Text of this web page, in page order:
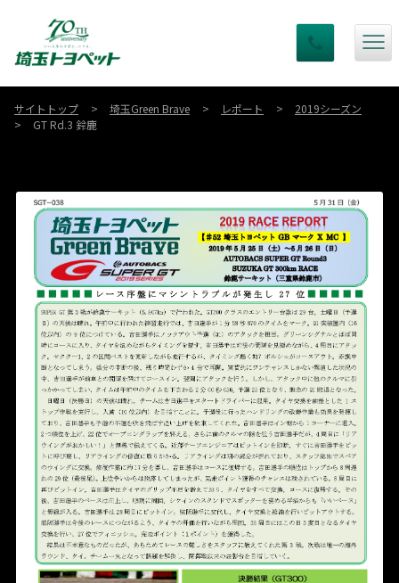
サイトトップ 埼玉Green Brave レポート
2019シーズン
GT Rd.3 鈴鹿